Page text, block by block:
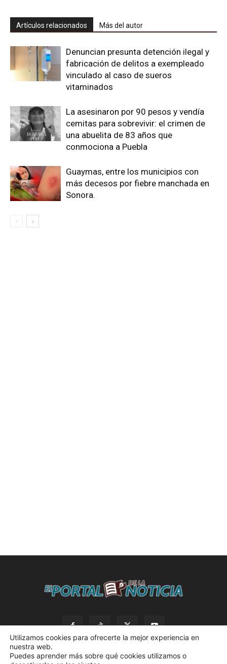
Artículos relacionados Más del autor
Denuncian presunta detención ilegal y
fabricación de delitos a exempleado
vinculado al caso de sueros
vitaminados
La asesinaron por 90 pesos y vendía
cemitas para sobrevivir: el crimen de
una abuelita de 83 años que
conmociona a Puebla
Guaymas, entre los municipios con
más decesos por fiebre manchada en
Sonora.
Utilizamos cookies para ofrecerte la mejor experiencia en
nuestra web.
Puedes aprender más sobre qué cookies utilizamos o